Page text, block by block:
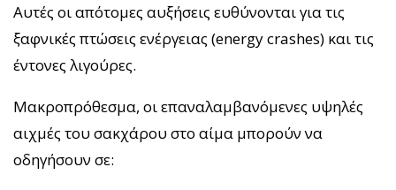
Αυτές οι απότομες αυξήσεις ευθύνονται για τις
ξαφνικές πτώσεις ενέργειας (energy crashes) και τις
έντονες λιγούρες.
Μακροπρόθεσμα, οι επαναλαμβανόμενες υψηλές
αιχμές του σακχάρου στο αίμα μπορούν να
οδηγήσουν σε: